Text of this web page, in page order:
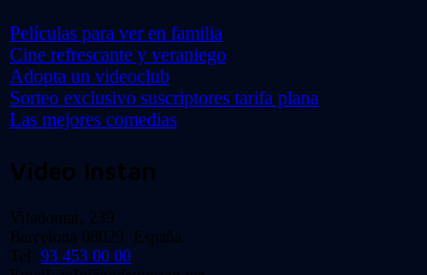
Películas para ver en familia
Cine refrescante y veraniego
Adopta un videoclub
Sorteo exclusivo suscriptores tarifa plana
Las mejores comedias
Video Instan
Viladomat, 239
Barcelona 08029. España.
Tel: 93 453 00 00